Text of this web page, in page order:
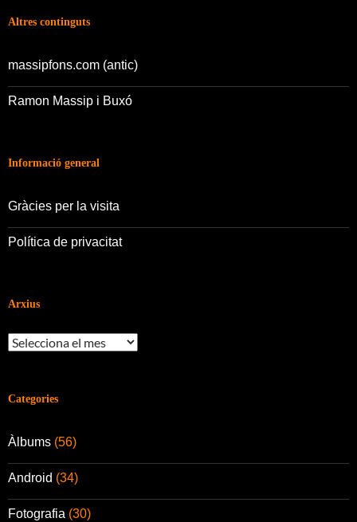
Altres continguts
massipfons.com (antic)
Ramon Massip i Buxó
Informació general
Gràcies per la visita
Política de privacitat
Arxius
Arxius
Categories
Àlbums (56)
Android (34)
Fotografia (30)